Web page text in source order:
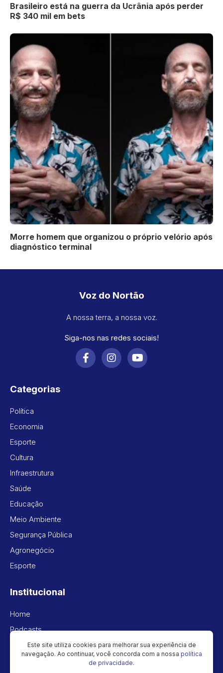
Brasileiro está na guerra da Ucrânia após perder
R$ 340 mil em bets
Morre homem que organizou o próprio velório após
diagnóstico terminal
Voz do Nortão
A nossa terra, a nossa voz.
Siga-nos nas redes sociais!
Categorias
Política
Economia
Esporte
Cultura
Infraestrutura
Saúde
Educação
Meio Ambiente
Segurança Pública
Agronegócio
Esporte
Institucional
Home
Podcasts
Vídeos
Política de privacidade
Este site utiliza cookies para melhorar sua experiência de
navegação. Ao continuar, você concorda com a nossa política
de privacidade.